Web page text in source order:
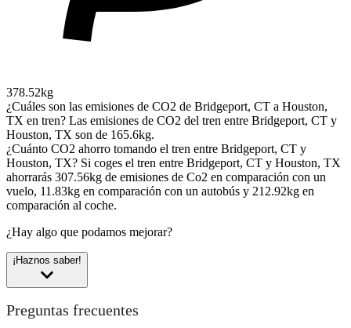
378.52kg
¿Cuáles son las emisiones de CO2 de Bridgeport, CT a Houston,
TX en tren? Las emisiones de CO2 del tren entre Bridgeport, CT y
Houston, TX son de 165.6kg.
¿Cuánto CO2 ahorro tomando el tren entre Bridgeport, CT y
Houston, TX? Si coges el tren entre Bridgeport, CT y Houston, TX
ahorrarás 307.56kg de emisiones de Co2 en comparación con un
vuelo, 11.83kg en comparación con un autobús y 212.92kg en
comparación al coche.
¿Hay algo que podamos mejorar?
¡Haznos saber!
Preguntas frecuentes